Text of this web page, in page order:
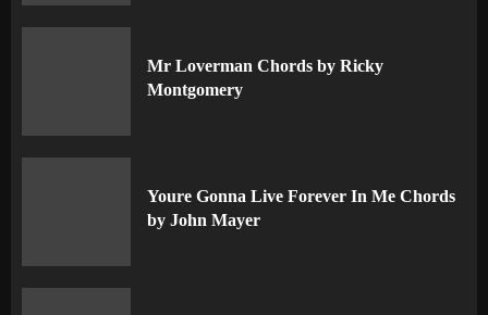
Mr Loverman Chords by Ricky
Montgomery
Youre Gonna Live Forever In Me Chords
by John Mayer